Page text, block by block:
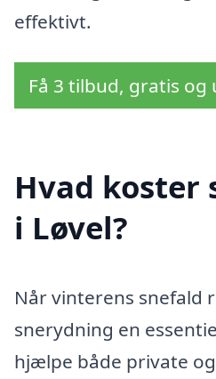
effektivt.
Få 3 tilbud, gratis
Hvad koster
i Løvel?
Når vinterens snefald
snerydning en
hjælpe både private